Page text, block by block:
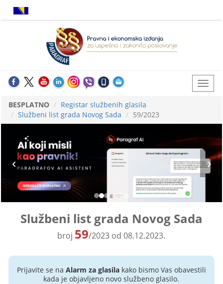
BESPLATNO
Registar službenih glasila
Službeni list grada Novog Sada
59/2023
Službeni list grada Novog Sada
broj 59/2023 od 08.12.2023.
Prijavite se na Alarm za glasilakako bismo Vas obavestili
kada je objavljeno novo službeno glasilo.